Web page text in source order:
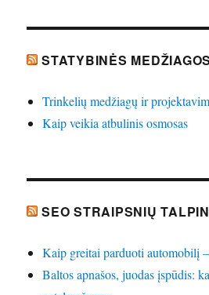
STATYBINĖS MEDŽIAGOS
Trinkelių medžiagų ir
Kaip veikia atbulinis osmosas
SEO STRAIPSNIŲ
Kaip greitai parduoti automobilį
Baltos apnašos, juodas įspūdis: